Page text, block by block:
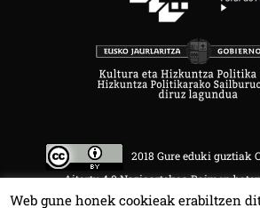
2018 Gure eduki guztiak
Aitortu 4.0 Nazioartekoa Baimen
Web gune honek cookieak erabiltzen